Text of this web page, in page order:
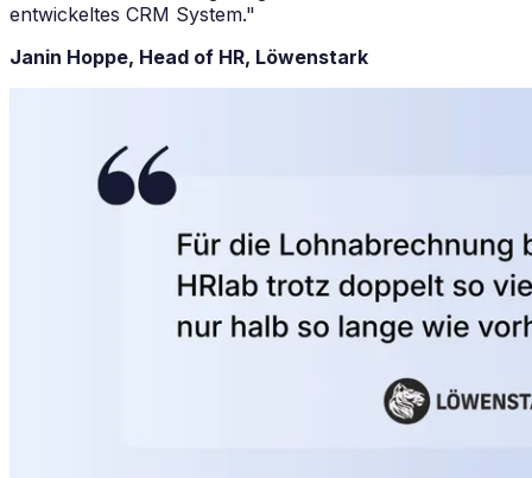
entwickeltes CRM System."
Janin Hoppe, Head of HR, Löwenstark